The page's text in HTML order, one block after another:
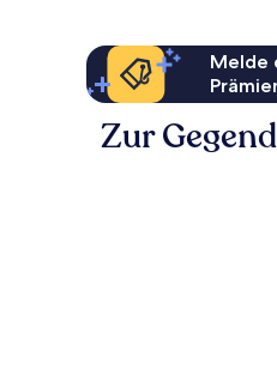
Melde
Zur Gegend